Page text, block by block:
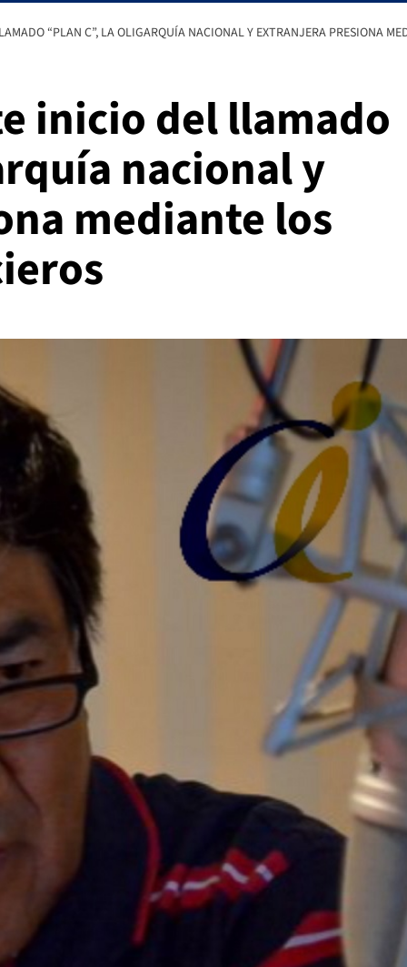
“PLAN C”, LA OLIGARQUÍA NACIONAL Y EXTRANJERA PRESIONA
inicio del llamado
nacional y
mediante los